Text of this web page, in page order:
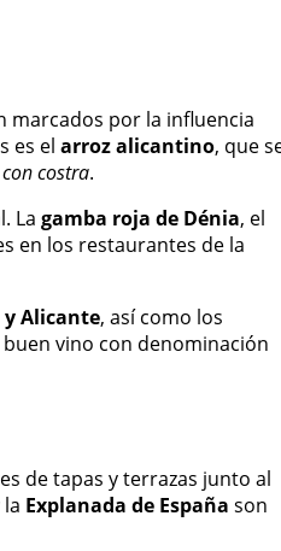
marcados por la influencia
es el arroz alicantino, que
costra.
La gamba roja de Dénia, el
en los restaurantes de la
Alicante, así como los
vino con denominación
de tapas y terrazas junto al
la Explanada de España son